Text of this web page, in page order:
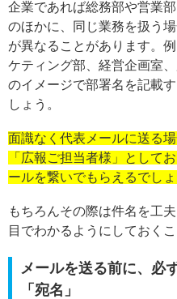
企業であれば総務部や営業
のほかに、同じ業務を扱う
が異なることがあります。
ケティング部、経営企画室
のイメージで部署名を記載
しょう。
面識なく代表メールに送る
「広報ご担当者様」として
ールを繋いでもらえるでしょ
もちろんその際は件名を工
目でわかるようにしておくこ
メールを送る前に、必
「宛名」